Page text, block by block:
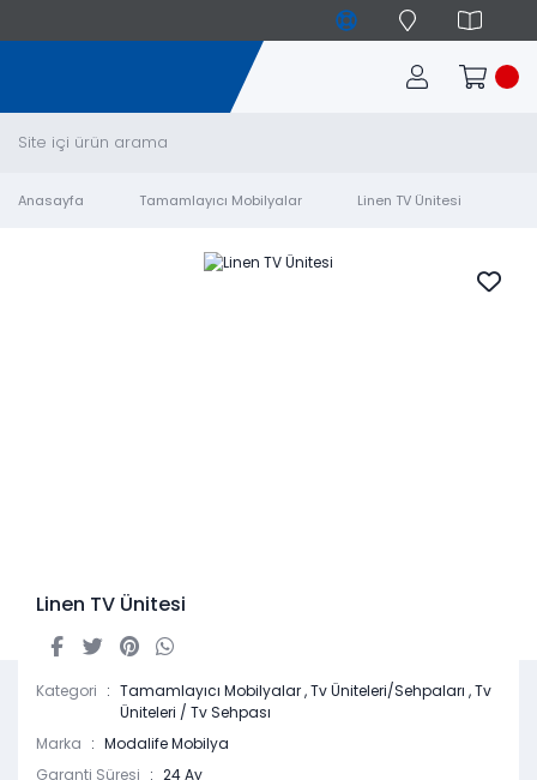
Anasayfa Tamamlayıcı Mobilyalar Linen TV Ünitesi
Linen TV Ünitesi
Kategori Tamamlayıcı Mobilyalar,Tv Üniteleri/Sehpaları ,Tv
Üniteleri / Tv Sehpası
Marka
Modalife Mobilya
Garanti Süresi
24 Ay